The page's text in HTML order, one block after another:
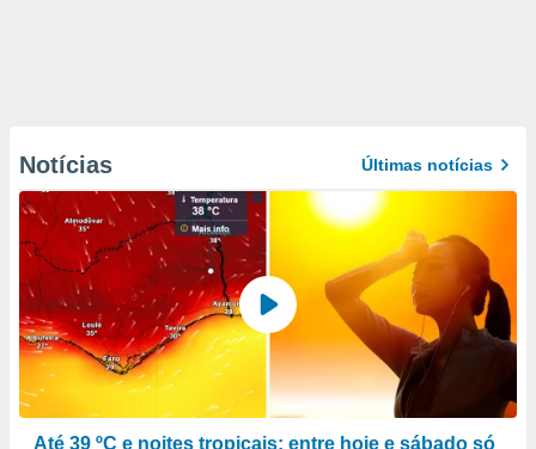
Notícias Últimas notícias
Até 39 ºC e noites tropicais: entre hoje e sábado só